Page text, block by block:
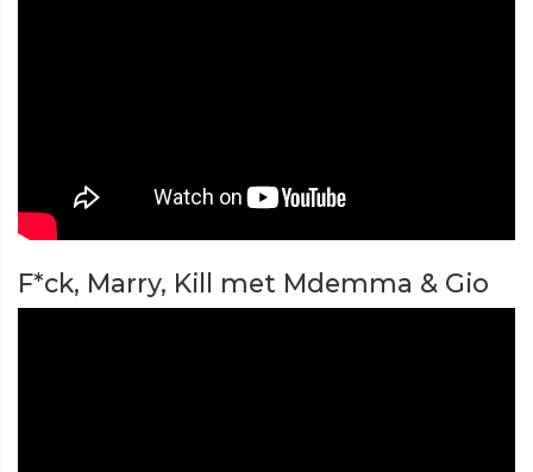
F*ck, Marry, Kill met Mdemma & Gio